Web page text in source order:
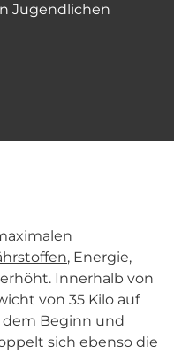
Jugendlichen
, Energie,
Innerhalb von
von 35 Kilo auf
dem Beginn und
sich ebenso die